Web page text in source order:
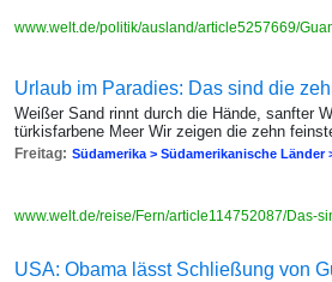
www.welt.de/politik/ausland/article5257669/
Urlaub im Paradies: Das sind die
Weißer Sand rinnt durch die Hände, sanfter
türkisfarbene Meer Wir zeigen die zehn
Freitag: Südamerika > Südamerikanische Länder
www.welt.de/reise/Fern/article114752087/Das-
USA: Obama lässt Schließung von